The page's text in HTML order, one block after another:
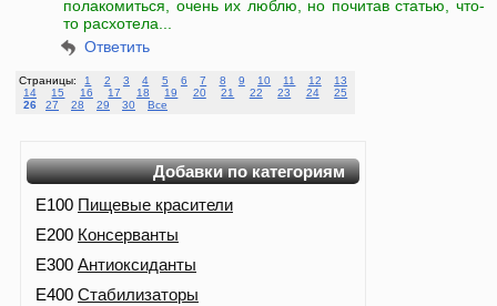
полакомиться, очень их люблю, но почитав статью, что-
то расхотела...
Ответить
Страницы: 1 2 3 4 5 6 7 8 9 10 11 12
13
14
15 16 17 18 19 20 21 22 23 24
25
26
27 28 29 30 Все
Добавки по категориям
E100 Пищевые красители
E200 Консерванты
E300 Антиоксиданты
E400 Стабилизаторы